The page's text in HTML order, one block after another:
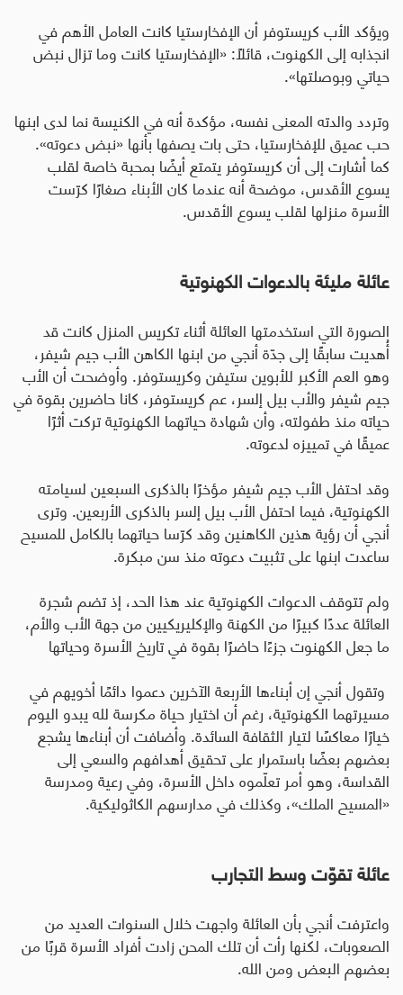
ويؤكد الأب كريستوفر أن الإفخارستيا كانت العامل الأهم في
انجذابه إلى الكهنوت، قائلًا: «الإفخارستيا كانت وما تزال نبض
حياتي وبوصلتها».
وتردد والدته المعنى نفسه، مؤكدة أنه في الكنيسة نما لدى ابنها
حب عميق للإفخارستيا، حتى بات يصفها بأنها «نبض دعوته».
كما أشارت إلى أن كريستوفر يتمتع أيضًا بمحبة خاصة لقلب
يسوع الأقدس، موضحة أنه عندما كان الأبناء صغارًا كرّست
الأسرة منزلها لقلب يسوع الأقدس.
عائلة مليئة بالدعوات الكهنوتية
الصورة التي استخدمتها العائلة أثناء تكريس المنزل كانت قد
أُهديت سابقًا إلى جدّة أنجي من ابنها الكاهن الأب جيم شيفر،
وهو العم الأكبر للأبوين ستيفن وكريستوفر. وأوضحت أن الأب
جيم شيفر والأب بيل إلسر، عم كريستوفر، كانا حاضرين بقوة في
حياته منذ طفولته، وأن شهادة حياتهما الكهنوتية تركت أثرًا
عميقًا في تمييزه لدعوته.
وقد احتفل الأب جيم شيفر مؤخرًا بالذكرى السبعين لسيامته
الكهنوتية، فيما احتفل الأب بيل إلسر بالذكرى الأربعين. وترى
أنجي أن رؤية هذين الكاهنين وقد كرّسا حياتهما بالكامل للمسيح
ساعدت ابنها على تثبيت دعوته منذ سن مبكرة.
ولم تتوقف الدعوات الكهنوتية عند هذا الحد، إذ تضم شجرة
العائلة عددًا كبيرًا من الكهنة والإكليريكيين من جهة الأب والأم،
ما جعل الكهنوت جزءًا حاضرًا بقوة في تاريخ الأسرة وحياتها
وتقول أنجي إن أبناءها الأربعة الآخرين دعموا دائمًا أخويهم في
مسيرتهما الكهنوتية، رغم أن اختيار حياة مكرسة لله يبدو اليوم
خيارًا معاكسًا لتيار الثقافة السائدة. وأضافت أن أبناءها يشجع
بعضهم بعضًا باستمرار على تحقيق أهدافهم والسعي إلى
القداسة، وهو أمر تعلّموه داخل الأسرة، وفي رعية ومدرسة
«المسيح الملك»، وكذلك في مدارسهم الكاثوليكية.
عائلة تقوّت وسط التجارب
واعترفت أنجي بأن العائلة واجهت خلال السنوات العديد من
الصعوبات، لكنها رأت أن تلك المحن زادت أفراد الأسرة قربًا من
بعضهم البعض ومن الله.